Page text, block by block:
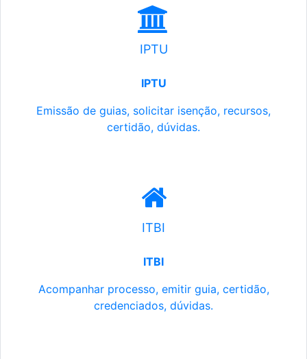
IPTU
IPTU
Emissão de guias, solicitar isenção, recursos,
certidão, dúvidas.
ITBI
ITBI
Acompanhar processo, emitir guia, certidão,
credenciados, dúvidas.